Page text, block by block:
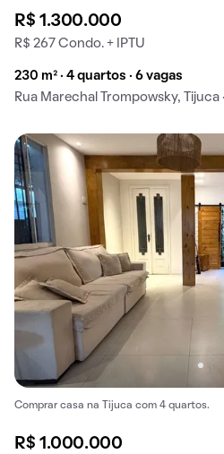
R$ 1.300.000
R$ 267 Condo. + IPTU
230 m² · 4 quartos · 6 vagas
Rua Marechal Trompowsky, Tijuca
Comprar casa na Tijuca com 4 quartos.
R$ 1.000.000